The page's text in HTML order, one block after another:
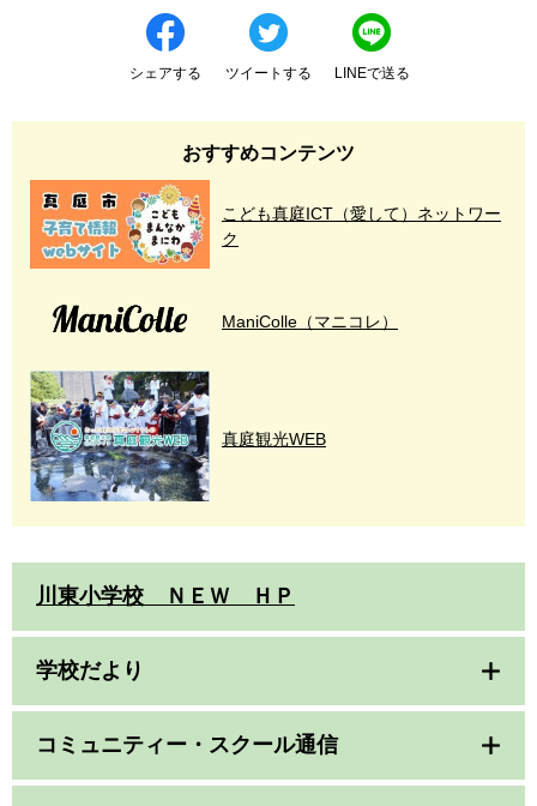
シェアする ツイートする LINEで送る
おすすめコンテンツ
こども真庭ICT（愛して）ネットワー
ク
ManiColle（マニコレ）
真庭観光WEB
川東小学校 ＮＥＷ ＨＰ
学校だより
コミュニティー・スクール通信